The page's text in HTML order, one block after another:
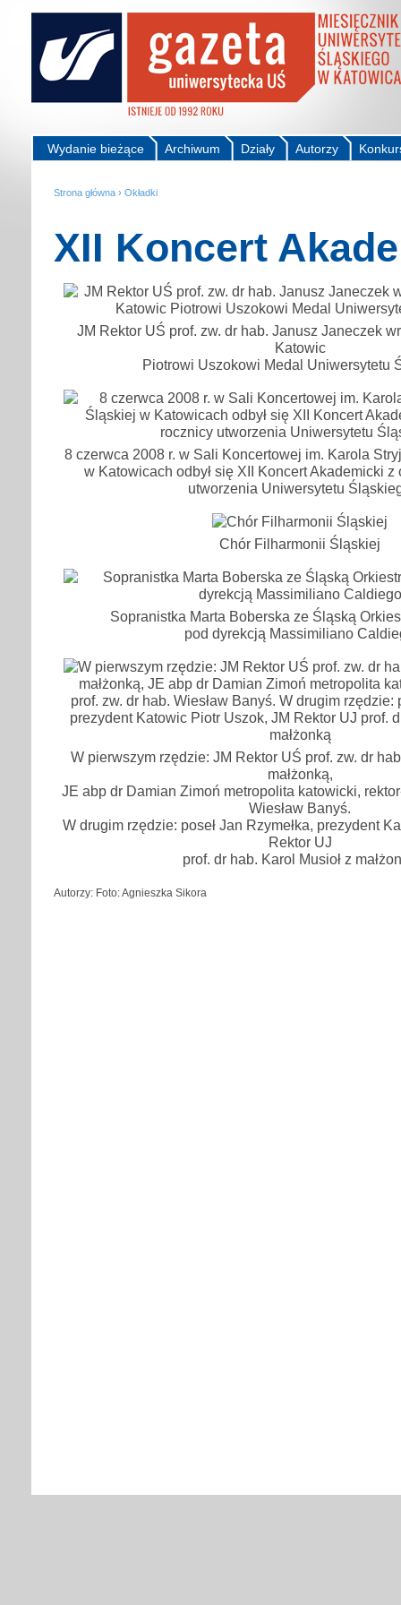
Autorzy
Działy
Archiwum
Wydanie bieżące
Strona główna › Okładki
XII Koncert
JM Rektor UŚ prof. zw. dr hab. Janusz Janeczek
Katowic
Piotrowi Uszokowi Medal Uniwersytetu
8 czerwca 2008 r. w Sali Koncertowej im. Karola
w Katowicach odbył się XII Koncert Akademicki
utworzenia Uniwersytetu
Chór Filharmonii Śląskiej
Sopranistka Marta Boberska ze Śląską
pod dyrekcją Massimiliano
W pierwszym rzędzie: JM Rektor UŚ prof. zw. dr
małżonką,
JE abp dr Damian Zimoń metropolita katowicki,
Wiesław Banyś.
W drugim rzędzie: poseł Jan Rzymełka, prezydent
Rektor UJ
prof. dr hab. Karol Musioł z
Autorzy: Foto: Agnieszka Sikora